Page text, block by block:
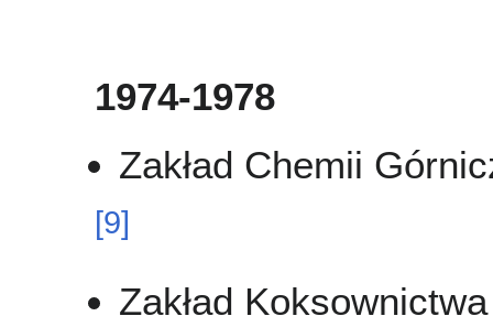
1974-1978
Zakład Chemii
[9]
Zakład